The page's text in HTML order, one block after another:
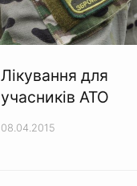
Лікування для
учасників АТО
08.04.2015